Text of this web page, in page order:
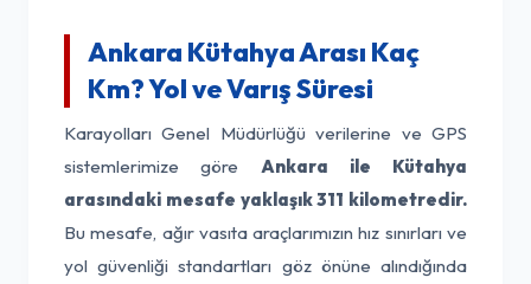
Ankara Kütahya Arası Kaç
Km? Yol ve Varış Süresi
Karayolları Genel Müdürlüğü verilerine ve GPS
sistemlerimize göre Ankara ile Kütahya
arasındaki mesafe yaklaşık 311 kilometredir.
Bu mesafe, ağır vasıta araçlarımızın hız sınırları ve
yol güvenliği standartları göz önüne alındığında